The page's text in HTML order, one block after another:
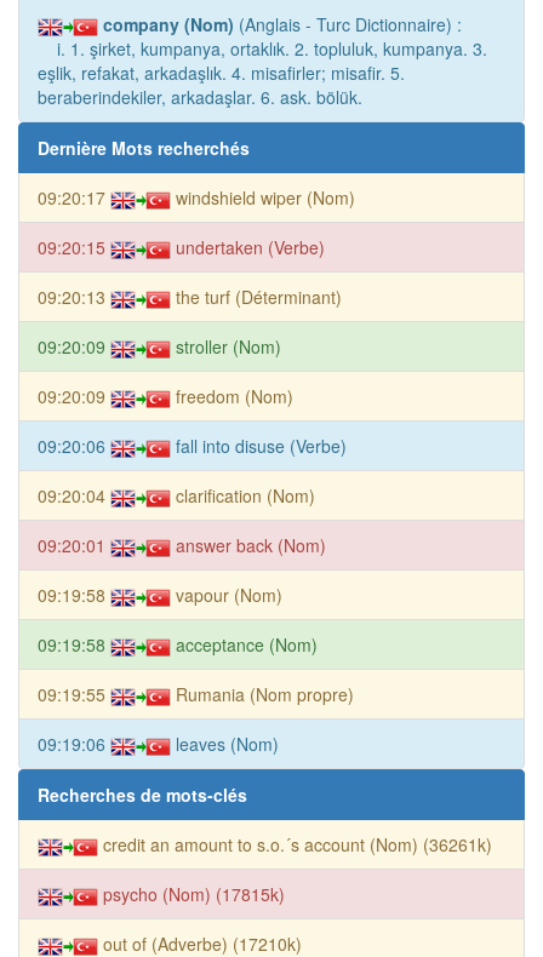
company (Nom) (Anglais - Turc Dictionnaire) :
i. 1. şirket, kumpanya, ortaklık. 2. topluluk, kumpanya. 3.
eşlik, refakat, arkadaşlık. 4. misafirler; misafir. 5.
beraberindekiler, arkadaşlar. 6. ask. bölük.
Dernière Mots recherchés
09:20:17 windshield wiper (Nom)
09:20:15 undertaken (Verbe)
09:20:13 the turf (Déterminant)
09:20:09 stroller (Nom)
09:20:09 freedom (Nom)
09:20:06 fall into disuse (Verbe)
09:20:04 clarification (Nom)
09:20:01 answer back (Nom)
09:19:58 vapour (Nom)
09:19:58 acceptance (Nom)
09:19:55 Rumania (Nom propre)
09:19:06 leaves (Nom)
Recherches de mots-clés
credit an amount to s.o.´s account (Nom) (36261k)
psycho (Nom) (17815k)
out of (Adverbe) (17210k)